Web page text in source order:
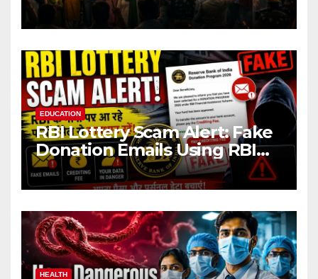
EDUCATION
RBI Lottery Scam Alert: Fake
Donation Emails Using RBI
Name Target Indian Users
HEALTH